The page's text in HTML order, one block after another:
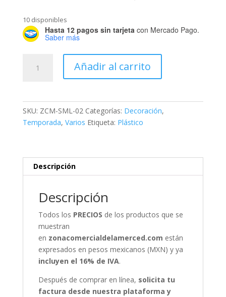
10 disponibles
Hasta 12 pagos sin tarjeta con Mercado Pago.
Saber más
Mágica
Añadir al carrito
SKU: ZCM-SML-02 Categorías: Decoración,
Temporada, Varios Etiqueta: Plástico
Descripción
Descripción
Todos los PRECIOS de los productos que se
muestran
en zonacomercialdelamerced.com están
expresados en pesos mexicanos (MXN) y ya
incluyen el 16% de IVA.
Después de comprar en línea, solicita tu
factura desde nuestra plataforma y